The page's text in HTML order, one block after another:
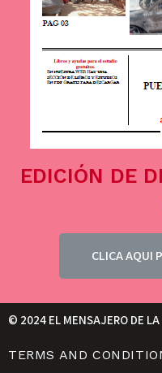
EDICIÓN DE
CLICA AQUI
© 2024 EL MENSAJERO DE LA
TERMS AND